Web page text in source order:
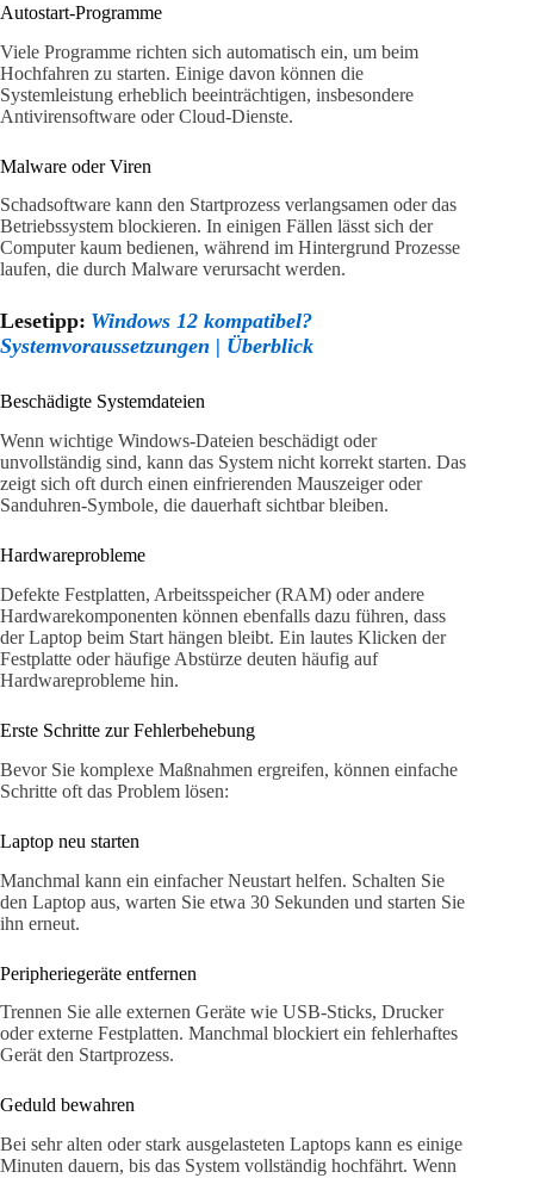
Autostart-Programme
Viele Programme richten sich automatisch ein, um beim
Hochfahren zu starten. Einige davon können die
Systemleistung erheblich beeinträchtigen, insbesondere
Antivirensoftware oder Cloud-Dienste.
Malware oder Viren
Schadsoftware kann den Startprozess verlangsamen oder das
Betriebssystem blockieren. In einigen Fällen lässt sich der
Computer kaum bedienen, während im Hintergrund Prozesse
laufen, die durch Malware verursacht werden.
Lesetipp: Windows 12 kompatibel?
Systemvoraussetzungen | Überblick
Beschädigte Systemdateien
Wenn wichtige Windows-Dateien beschädigt oder
unvollständig sind, kann das System nicht korrekt starten. Das
zeigt sich oft durch einen einfrierenden Mauszeiger oder
Sanduhren-Symbole, die dauerhaft sichtbar bleiben.
Hardwareprobleme
Defekte Festplatten, Arbeitsspeicher (RAM) oder andere
Hardwarekomponenten können ebenfalls dazu führen, dass
der Laptop beim Start hängen bleibt. Ein lautes Klicken der
Festplatte oder häufige Abstürze deuten häufig auf
Hardwareprobleme hin.
Erste Schritte zur Fehlerbehebung
Bevor Sie komplexe Maßnahmen ergreifen, können einfache
Schritte oft das Problem lösen:
Laptop neu starten
Manchmal kann ein einfacher Neustart helfen. Schalten Sie
den Laptop aus, warten Sie etwa 30 Sekunden und starten Sie
ihn erneut.
Peripheriegeräte entfernen
Trennen Sie alle externen Geräte wie USB-Sticks, Drucker
oder externe Festplatten. Manchmal blockiert ein fehlerhaftes
Gerät den Startprozess.
Geduld bewahren
Bei sehr alten oder stark ausgelasteten Laptops kann es einige
Minuten dauern, bis das System vollständig hochfährt. Wenn